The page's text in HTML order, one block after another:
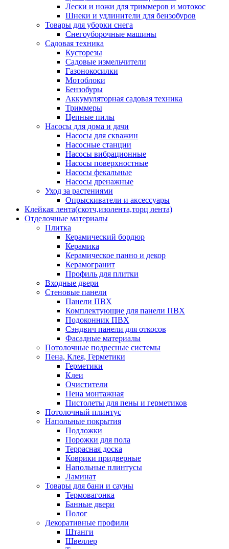
Лески и ножи для триммеров и мотокос
Шнеки и удлинители для бензобуров
Товары для уборки снега
Снегоуборочные машины
Садовая техника
Кусторезы
Садовые измельчители
Газонокосилки
Мотоблоки
Бензобуры
Аккумуляторная садовая техника
Триммеры
Цепные пилы
Насосы для дома и дачи
Насосы для скважин
Насосные станции
Насосы вибрационные
Насосы поверхностные
Насосы фекальные
Насосы дренажные
Уход за растениями
Опрыскиватели и аксессуары
Клейкая лента(скотч,изолента,торц лента)
Отделочные материалы
Плитка
Керамический бордюр
Керамика
Керамическое панно и декор
Керамогранит
Профиль для плитки
Входные двери
Стеновые панели
Панели ПВХ
Комплектующие для панели ПВХ
Подоконник ПВХ
Сэндвич панели для откосов
Фасадные материалы
Потолочные подвесные системы
Пена, Клея, Герметики
Герметики
Клеи
Очистители
Пена монтажная
Пистолеты для пены и герметиков
Потолочный плинтус
Напольные покрытия
Подложки
Порожки для пола
Террасная доска
Коврики придверные
Напольные плинтусы
Ламинат
Товары для бани и сауны
Термовагонка
Банные двери
Полог
Декоративные профили
Штанги
Швеллер